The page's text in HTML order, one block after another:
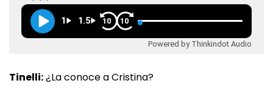
1 1.5 10 10
Powered by Thinkindot Audio
Tinelli:¿La conoce a Cristina?